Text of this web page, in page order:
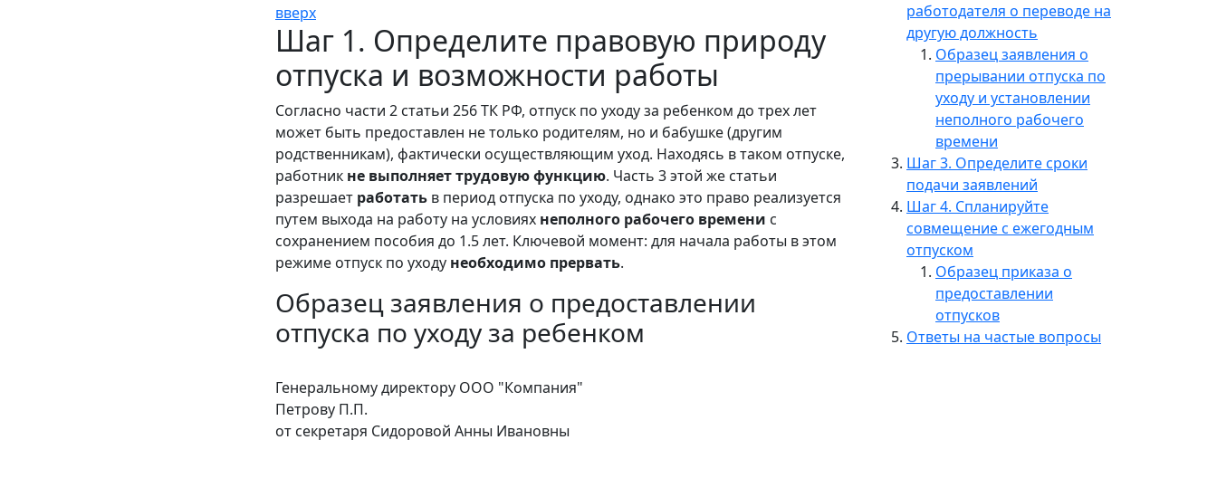
вверх
Шаг 1. Определите правовую природу
отпуска и возможности работы
Согласно части 2 статьи 256 ТК РФ, отпуск по уходу за ребенком до трех лет
может быть предоставлен не только родителям, но и бабушке (другим
родственникам), фактически осуществляющим уход. Находясь в таком отпуске,
работник не выполняет трудовую функцию. Часть 3 этой же статьи
разрешает работать в период отпуска по уходу, однако это право реализуется
путем выхода на работу на условиях неполного рабочего времени с
сохранением пособия до 1.5 лет. Ключевой момент: для начала работы в этом
режиме отпуск по уходу необходимо прервать.
Образец заявления о предоставлении
отпуска по уходу за ребенком
Генеральному директору ООО "Компания"
Петрову П.П.
от секретаря Сидоровой Анны Ивановны
работодателя о переводе на
другую должность
Образец заявления о
прерывании отпуска по
уходу и установлении
неполного рабочего
времени
Шаг 3. Определите сроки
подачи заявлений
Шаг 4. Спланируйте
совмещение с ежегодным
отпуском
Образец приказа о
предоставлении
отпусков
Ответы на частые вопросы